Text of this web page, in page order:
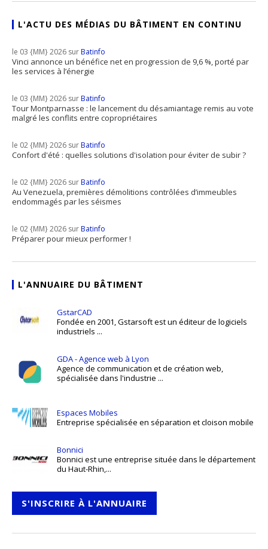
L'ACTU DES MÉDIAS DU BÂTIMENT EN CONTINU
le 03 {MM} 2026 surBatinfo
Vinci annonce un bénéfice net en progression de 9,6 %, porté par
les services à l’énergie
le 03 {MM} 2026 surBatinfo
Tour Montparnasse : le lancement du désamiantage remis au vote
malgré les conflits entre copropriétaires
le 02 {MM} 2026 surBatinfo
Confort d'été : quelles solutions d'isolation pour éviter de subir ?
le 02 {MM} 2026 surBatinfo
Au Venezuela, premières démolitions contrôlées d’immeubles
endommagés par les séismes
le 02 {MM} 2026 surBatinfo
Préparer pour mieux performer !
L'ANNUAIRE DU BÂTIMENT
GstarCAD
Fondée en 2001, Gstarsoft est un éditeur de logiciels
industriels ...
GDA - Agence web à Lyon
Agence de communication et de création web,
spécialisée dans l'industrie ...
Espaces Mobiles
Entreprise spécialisée en séparation et cloison mobile
Bonnici
Bonnici est une entreprise située dans le département
du Haut-Rhin,...
S'INSCRIRE À L'ANNUAIRE